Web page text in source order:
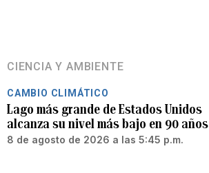
CIENCIA Y AMBIENTE
CAMBIO CLIMÁTICO
Lago más grande de Estados Unidos
alcanza su nivel más bajo en 90 años
8 de agosto de 2026 a las 5:45 p.m.